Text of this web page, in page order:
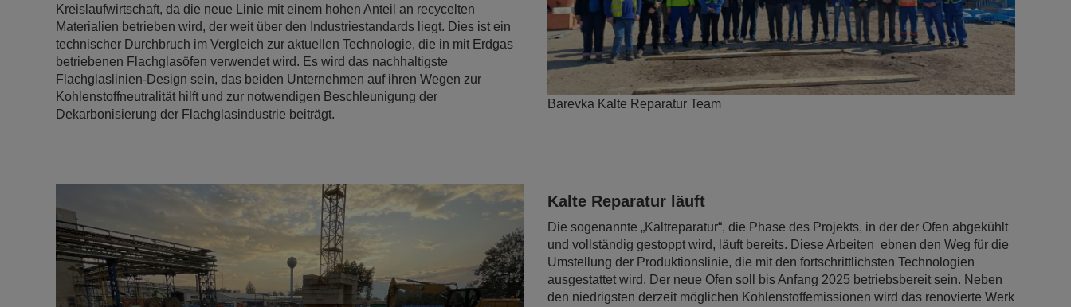
Kreislaufwirtschaft, da die neue Linie mit einem hohen Anteil an recycelten
Materialien betrieben wird, der weit über den Industriestandards liegt. Dies ist ein
technischer Durchbruch im Vergleich zur aktuellen Technologie, die in mit Erdgas
betriebenen Flachglasöfen verwendet wird. Es wird das nachhaltigste
Flachglaslinien-Design sein, das beiden Unternehmen auf ihren Wegen zur
Kohlenstoffneutralität hilft und zur notwendigen Beschleunigung der
Dekarbonisierung der Flachglasindustrie beiträgt.
Barevka Kalte Reparatur Team
Kalte Reparatur läuft
Die sogenannte „Kaltreparatur“, die Phase des Projekts, in der der Ofen abgekühlt
und vollständig gestoppt wird, läuft bereits. Diese Arbeiten ebnen den Weg für die
Umstellung der Produktionslinie, die mit den fortschrittlichsten Technologien
ausgestattet wird. Der neue Ofen soll bis Anfang 2025 betriebsbereit sein. Neben
den niedrigsten derzeit möglichen Kohlenstoffemissionen wird das renovierte Werk